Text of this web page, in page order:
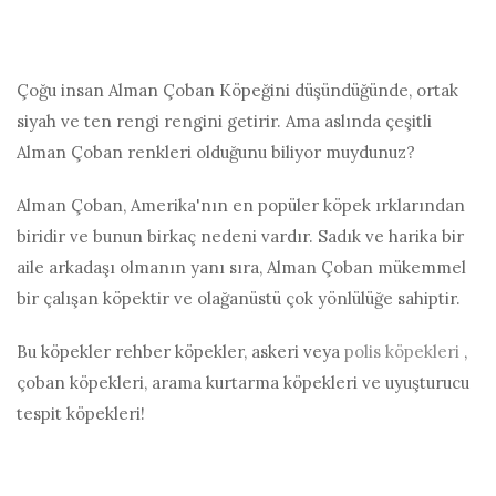
Çoğu insan Alman Çoban Köpeğini düşündüğünde, ortak
siyah ve ten rengi rengini getirir. Ama aslında çeşitli
Alman Çoban renkleri olduğunu biliyor muydunuz?
Alman Çoban, Amerika'nın en popüler köpek ırklarından
biridir ve bunun birkaç nedeni vardır. Sadık ve harika bir
aile arkadaşı olmanın yanı sıra, Alman Çoban mükemmel
bir çalışan köpektir ve olağanüstü çok yönlülüğe sahiptir.
Bu köpekler rehber köpekler, askeri veya polis köpekleri ,
çoban köpekleri, arama kurtarma köpekleri ve uyuşturucu
tespit köpekleri!